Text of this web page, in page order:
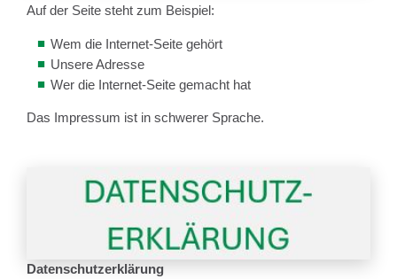
Auf der Seite steht zum Beispiel:
Wem die Internet-Seite gehört
Unsere Adresse
Wer die Internet-Seite gemacht hat
Das Impressum ist in schwerer Sprache.
Datenschutzerklärung